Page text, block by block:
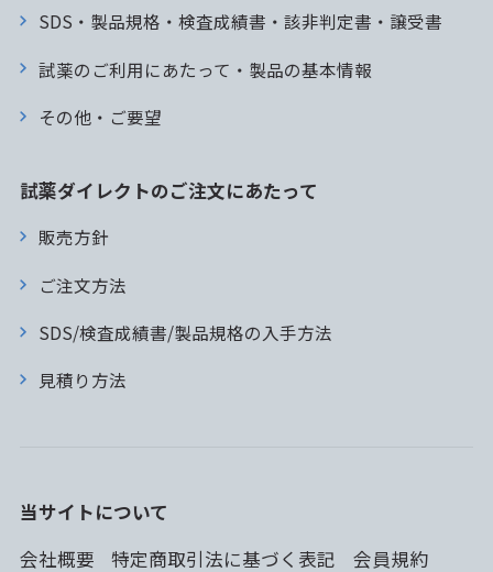
SDS・製品規格・検査成績書・該非判定書・譲受書
試薬のご利用にあたって・製品の基本情報
その他・ご要望
試薬ダイレクトのご注文にあたって
販売方針
ご注文方法
SDS/検査成績書/製品規格の入手方法
見積り方法
当サイトについて
会社概要
特定商取引法に基づく表記 会員規約